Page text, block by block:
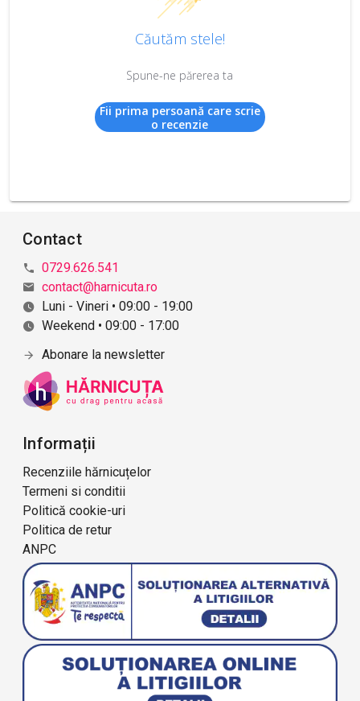
Căutăm stele!
Spune-ne părerea ta
Fii prima persoană care scrie
o recenzie
Contact
0729.626.541
contact@harnicuta.ro
Luni - Vineri • 09:00 - 19:00
Weekend • 09:00 - 17:00
Abonare la newsletter
Informații
Recenziile hărnicuțelor
Termeni si conditii
Politică cookie-uri
Politica de retur
ANPC